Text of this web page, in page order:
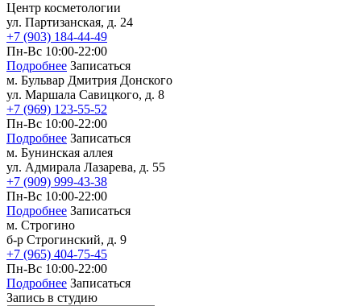
Лечение онихогрифоза
Студия загара
Центр косметологии
ул. Партизанская, д. 24
+7 (903) 184-44-49
Пн-Вс 10:00-22:00
Подробнее Записаться
м. Бульвар Дмитрия Донского
ул. Маршала Савицкого, д. 8
+7 (969) 123-55-52
Пн-Вс 10:00-22:00
Подробнее Записаться
м. Бунинская аллея
ул. Адмирала Лазарева, д. 55
+7 (909) 999-43-38
Пн-Вс 10:00-22:00
Подробнее Записаться
м. Строгино
б-р Строгинский, д. 9
+7 (965) 404-75-45
Пн-Вс 10:00-22:00
Подробнее Записаться
Запись в студию